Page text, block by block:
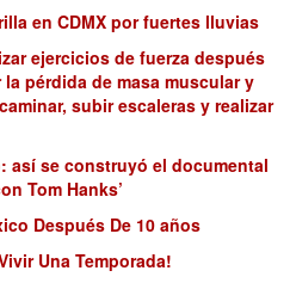
en CDMX por fuertes lluvias
ejercicios de fuerza después
pérdida de masa muscular y
subir escaleras y realizar
así se construyó el documental
Tom Hanks’
Después De 10 años
Una Temporada!